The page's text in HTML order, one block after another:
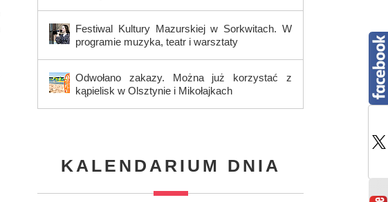
Festiwal Kultury Mazurskiej w Sorkwitach. W
programie muzyka, teatr i warsztaty
Odwołano zakazy. Można już korzystać z
kąpielisk w Olsztynie i Mikołajkach
KALENDARIUM DNIA